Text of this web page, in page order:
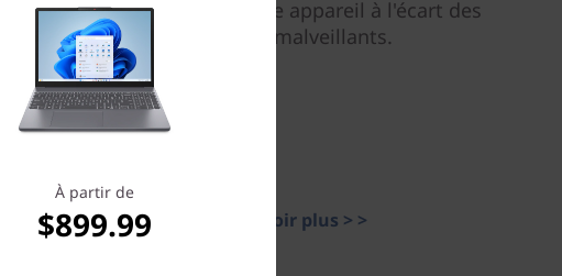
PC et gardera votre appareil à l'écart des
logiciels malveillants.
En savoir plus > >
À partir de
$899.99